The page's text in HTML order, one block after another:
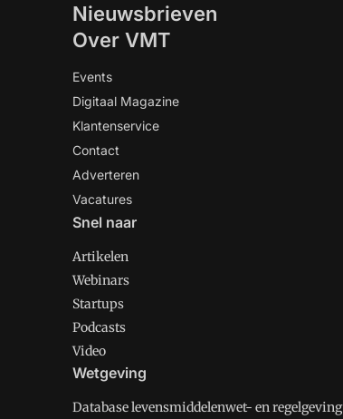
Nieuwsbrieven
Over VMT
Events
Digitaal Magazine
Klantenservice
Contact
Adverteren
Vacatures
Snel naar
Artikelen
Webinars
Startups
Podcasts
Video
Wetgeving
Database levensmiddelenwet- en regelgeving